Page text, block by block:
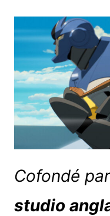
Cofondé par
studio